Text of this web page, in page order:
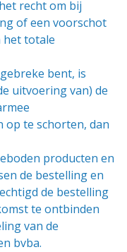
recht om bij
of een voorschot
het totale
bent, is
uitvoering van) de
op te schorten, dan
producten en
de bestelling en
de bestelling
te ontbinden
van de
bvba.